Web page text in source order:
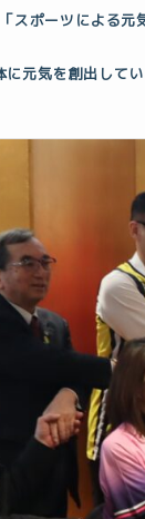
ポーツによる元
元気を創出して